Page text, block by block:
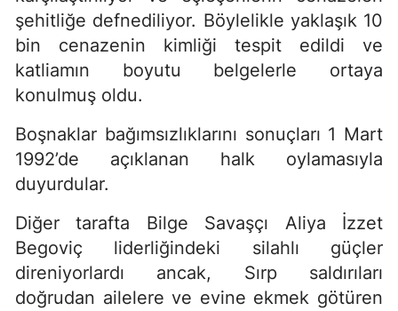
şehitliğe defnediliyor. Böylelikle yaklaşık 10
bin cenazenin kimliği tespit edildi ve
katliamın boyutu belgelerle ortaya
konulmuş oldu.
Boşnaklar bağımsızlıklarını sonuçları 1 Mart
1992’de açıklanan halk oylamasıyla
duyurdular.
Diğer tarafta Bilge Savaşçı Aliya İzzet
Begoviç liderliğindeki silahlı güçler
direniyorlardı ancak, Sırp saldırıları
doğrudan ailelere ve evine ekmek götüren